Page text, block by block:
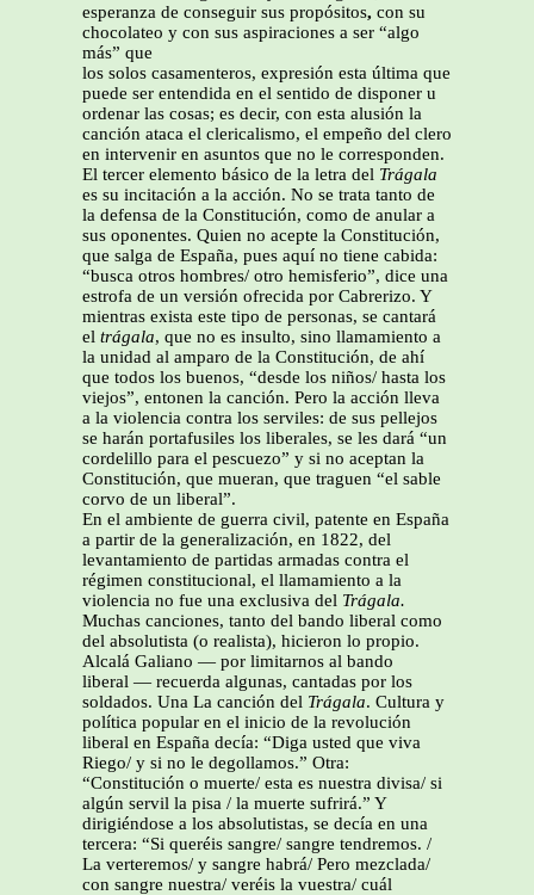
esperanza de conseguir sus propósitos, con su
chocolateo y con sus aspiraciones a ser “algo
más” que
los solos casamenteros, expresión esta última que
puede ser entendida en el sentido de disponer u
ordenar las cosas; es decir, con esta alusión la
canción ataca el clericalismo, el empeño del clero
en intervenir en asuntos que no le corresponden.
El tercer elemento básico de la letra del Trágala
es su incitación a la acción. No se trata tanto de
la defensa de la Constitución, como de anular a
sus oponentes. Quien no acepte la Constitución,
que salga de España, pues aquí no tiene cabida:
“busca otros hombres/ otro hemisferio”, dice una
estrofa de un versión ofrecida por Cabrerizo. Y
mientras exista este tipo de personas, se cantará
el trágala, que no es insulto, sino llamamiento a
la unidad al amparo de la Constitución, de ahí
que todos los buenos, “desde los niños/ hasta los
viejos”, entonen la canción. Pero la acción lleva
a la violencia contra los serviles: de sus pellejos
se harán portafusiles los liberales, se les dará “un
cordelillo para el pescuezo” y si no aceptan la
Constitución, que mueran, que traguen “el sable
corvo de un liberal”.
En el ambiente de guerra civil, patente en España
a partir de la generalización, en 1822, del
levantamiento de partidas armadas contra el
régimen constitucional, el llamamiento a la
violencia no fue una exclusiva del Trágala.
Muchas canciones, tanto del bando liberal como
del absolutista (o realista), hicieron lo propio.
Alcalá Galiano — por limitarnos al bando
liberal — recuerda algunas, cantadas por los
soldados. Una La canción del Trágala. Cultura y
política popular en el inicio de la revolución
liberal en España decía: “Diga usted que viva
Riego/ y si no le degollamos.” Otra:
“Constitución o muerte/ esta es nuestra divisa/ si
algún servil la pisa / la muerte sufrirá.” Y
dirigiéndose a los absolutistas, se decía en una
tercera: “Si queréis sangre/ sangre tendremos. /
La verteremos/ y sangre habrá/ Pero mezclada/
con sangre nuestra/ veréis la vuestra/ cuál